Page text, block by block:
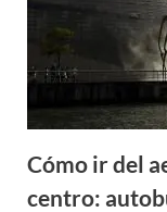
Cómo ir del
centro: